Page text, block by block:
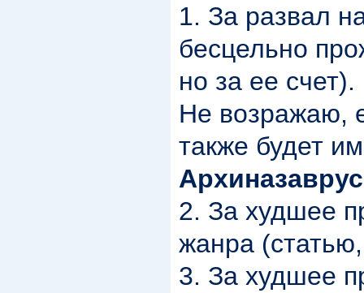
1. За развал
бесцельно
но за ее счет).
Не возражаю,
также будет
Архиназаврус
2. За худшее
жанра
3. За худшее